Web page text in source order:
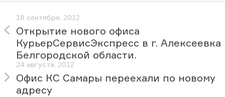
18 сентября, 2012
Открытие нового офиса
КурьерСервисЭкспресс в г. Алексеевка
Белгородской области.
24 августа, 2012
Офис КС Самары переехали по новому
адресу